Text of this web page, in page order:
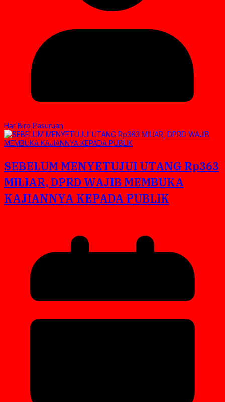
Har Biro Pasuruan
SEBELUM MENYETUJUI UTANG Rp363
MILIAR, DPRD WAJIB MEMBUKA
KAJIANNYA KEPADA PUBLIK